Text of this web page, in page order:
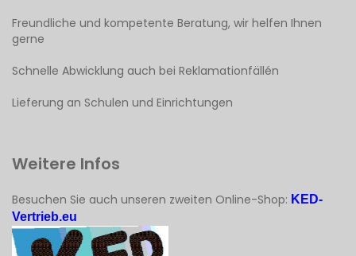
Freundliche und kompetente Beratung, wir helfen Ihnen
gerne
Schnelle Abwicklung auch bei Reklamationfällén
Lieferung an Schulen und Einrichtungen
Weitere Infos
Besuchen Sie auch unseren zweiten Online-Shop: KED-
Vertrieb.eu